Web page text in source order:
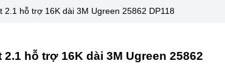
2.1 hỗ trợ 16K dài 3M Ugreen 25862 DP118
hỗ trợ 16K dài 3M Ugreen 25862